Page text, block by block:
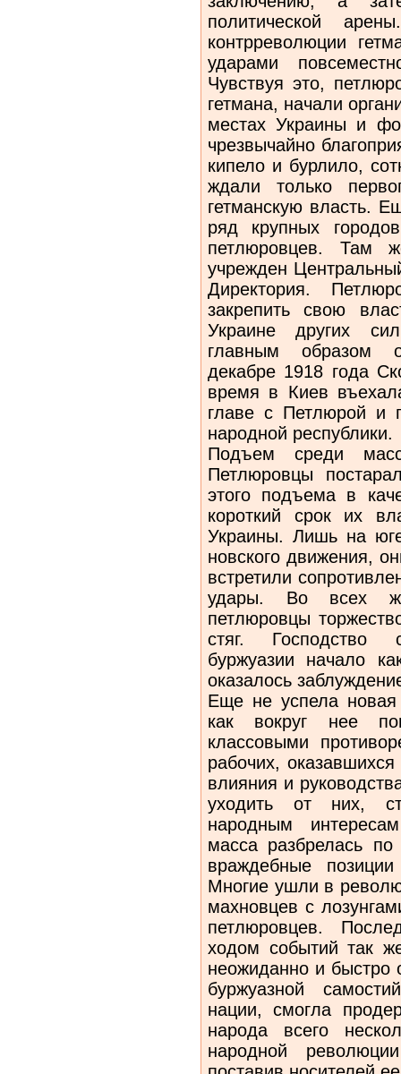
политической
контрреволюции
ударами
Чувствуя это,
гетмана, начали
местах Украины и
чрезвычайно
ки­пело и бурлило,
ждали только
гетманскую власть.
ряд крупных
петлюровцев.
учрежден
Директория.
закрепить свою
Украине других
главным образом
декабре 1918 года
время в Киев
главе с Петлюрой и
народной республики.
Подъем среди
Петлюровцы
этого подъема в
короткий срок их
Украины. Лишь на
новского движения,
встретили
удары. Во всех
петлюровцы
стяг. Господство
буржуазии начало
оказалось
Еще не успела новая
как вокруг нее
классовыми
рабочих,
влияния и
уходить от них,
народным
масса разбрелась
враждебные
Многие ушли в
махновцев с
петлюров­цев.
ходом событий так
неожиданно и быстро
буржуазной
нации, смогла
на­рода всего
народной